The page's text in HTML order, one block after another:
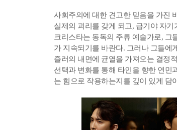
사회주의에 대한 견고한 믿음을 가진
실제의 괴리를 갖게 되고, 급기야 자
크리스타는 동독의 주류 예술가로, 그
가 지속되기를 바란다. 그러나 그들에
즐러의 내면에 균열을 가져오는 결정
선택과 변화를 통해 타인을 향한 연민
는 힘으로 작용하는지를 깊이 있게 담